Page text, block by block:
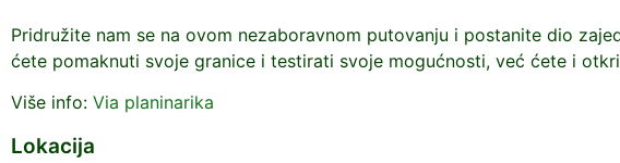
Pridružite nam se na ovom nezaboravnom putovanju i postanite dio
ćete pomaknuti svoje granice i testirati svoje mogućnosti, već ćete i
Više info: Via planinarika
Lokacija